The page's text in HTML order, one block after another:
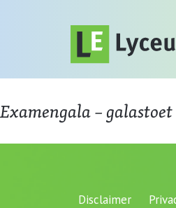
Examengala – galastoet
Disclaimer